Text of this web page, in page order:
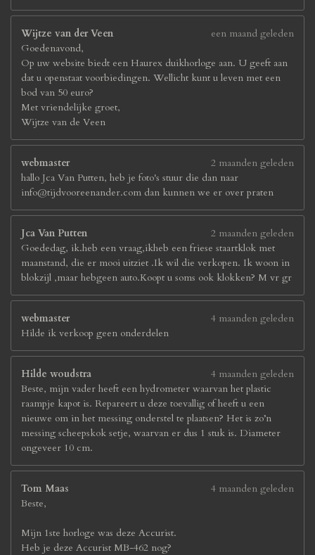
Wijtze van der Veen
een maand geleden
Goedenavond,
Op uw website biedt een Haurex duikhorloge aan. U geeft aan
dat u openstaat voorbiedingen. Wellicht kunt u leven met een
bod van 50 euro?
Met vriendelijke groet,
Wijtze van de Veen
webmaster
2 maanden geleden
hallo Jca Van Putten, heb je foto's stuur die dan naar
info@tijdvooreenander.com dan kunnen we er over praten
Jca Van Putten
2 maanden geleden
Goededag, ik.heb een vraag,ikheb een friese staartklok met
maanstand, die er mooi uitziet .Ik wil die verkopen. Ik woon in
blokzijl ,maar hebgeen auto.Koopt u soms ook klokken? M vr gr
webmaster
4 maanden geleden
Hilde ik verkoop geen onderdelen
Hilde woudstra
4 maanden geleden
Beste, mijn vader heeft een hydrometer waarvan het plastic
raampje kapot is. Repareert u deze toevallig of heeft u een
nieuwe om in het messing onderstel te plaatsen? Het is zo’n
messing scheepskok setje, waarvan er dus 1 stuk is. Diameter
ongeveer 10 cm.
Tom Maas
4 maanden geleden
Beste,
Mijn 1ste horloge was deze Accurist.
Heb je deze Accurist MB-462 nog?